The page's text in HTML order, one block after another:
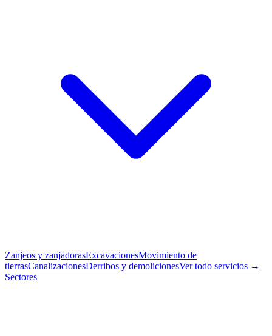
Zanjeos y zanjadorasExcavacionesMovimiento de
tierrasCanalizacionesDerribos y demolicionesVer todo servicios →
Sectores